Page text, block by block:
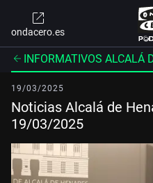
ondacero.es
INFORMATIVOS ALCALÁ
19/03/2025
Noticias Alcalá de
19/03/2025